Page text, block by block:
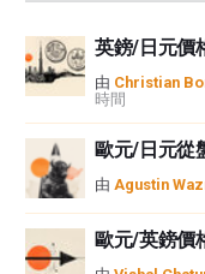
英鎊/日元價
由 Christian
時間
歐元/日元從
由 Agustin
歐元/英鎊價